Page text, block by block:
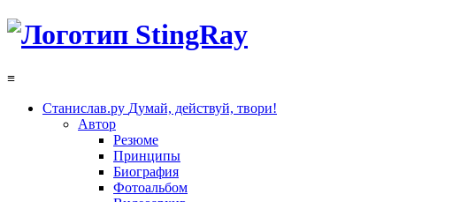
≡
Станислав.ру Думай, действуй, твори!
Автор
Резюме
Принципы
Биография
Фотоальбом